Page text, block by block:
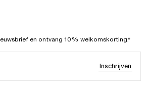
en ontvang 10% welkomskorting.*
Inschrijven